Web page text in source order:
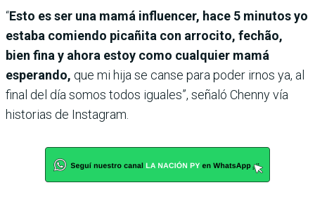
“Esto es ser una mamá influencer, hace 5 minutos yo
estaba comiendo picañita con arrocito, fechão,
bien fina y ahora estoy como cualquier mamá
esperando, que mi hija se canse para poder irnos ya, al
final del día somos todos iguales”, señaló Chenny vía
historias de Instagram.